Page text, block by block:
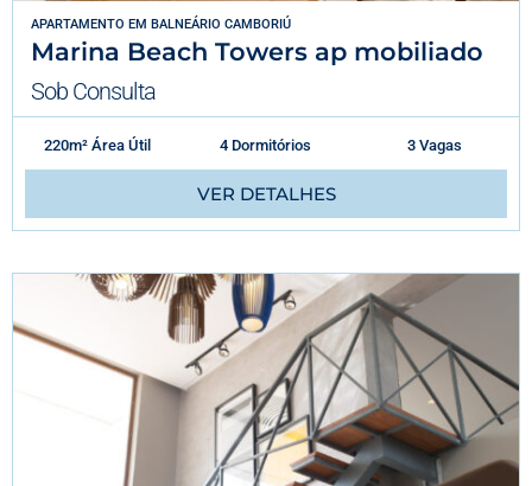
APARTAMENTO EM BALNEÁRIO CAMBORIÚ
Marina Beach Towers ap mobiliado
Sob Consulta
220m² Área Útil 4 Dormitórios 3 Vagas
VER DETALHES